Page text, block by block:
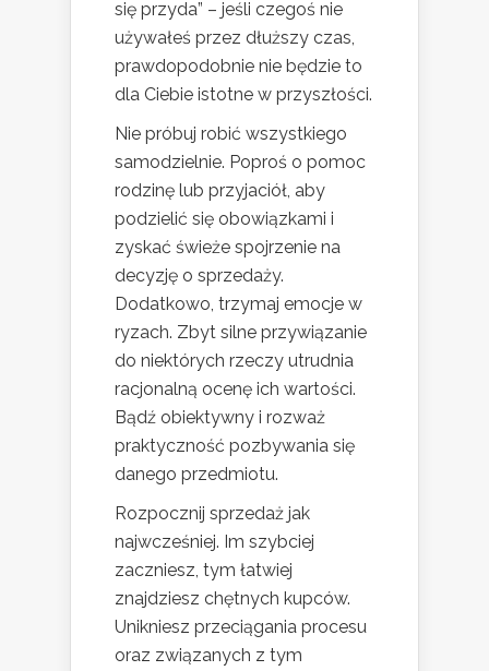
się przyda” – jeśli czegoś nie
używałeś przez dłuższy czas,
prawdopodobnie nie będzie to
dla Ciebie istotne w przyszłości.
Nie próbuj robić wszystkiego
samodzielnie. Poproś o pomoc
rodzinę lub przyjaciół, aby
podzielić się obowiązkami i
zyskać świeże spojrzenie na
decyzję o sprzedaży.
Dodatkowo, trzymaj emocje w
ryzach. Zbyt silne przywiązanie
do niektórych rzeczy utrudnia
racjonalną ocenę ich wartości.
Bądź obiektywny i rozważ
praktyczność pozbywania się
danego przedmiotu.
Rozpocznij sprzedaż jak
najwcześniej. Im szybciej
zaczniesz, tym łatwiej
znajdziesz chętnych kupców.
Unikniesz przeciągania procesu
oraz związanych z tym